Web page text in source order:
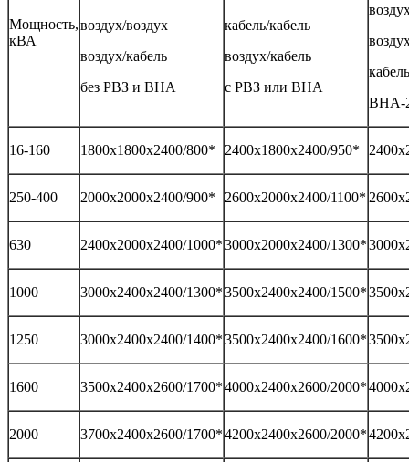
Мощность,
кВА
воздух/воздух
воздух/кабель
без РВЗ и ВНА
кабель/кабель
воздух/кабель
с РВЗ или ВНА
ВНА-
16-160 1800х1800х2400/800* 2400х1800х2400/950*
250-400 2000х2000х2400/900* 2600х2000х2400/1100*
630 2400х2000х2400/1000*3000х2000х2400/1300*
1000 3000х2400х2400/1300*3500х2400х2400/1500*
1250 3000х2400х2400/1400*3500х2400х2400/1600*
1600 3500х2400х2600/1700*4000х2400х2600/2000*
2000 3700х2400х2600/1700*4200х2400х2600/2000*